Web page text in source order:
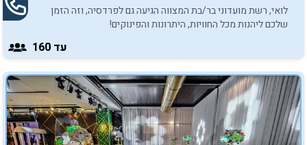
לואי, רשת מועדוני בר/בת המצווה הגיעה גם לפרדסיה, וזה הזמן
שלכם ליהנות מכל החוויות, היתרונות והפינוקים!
עד 160